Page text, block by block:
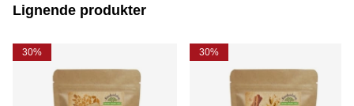
Lignende produkter
30% 30%